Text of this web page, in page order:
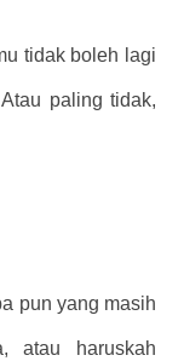
tidak boleh lagi
paling tidak,
pun yang masih
atau haruskah